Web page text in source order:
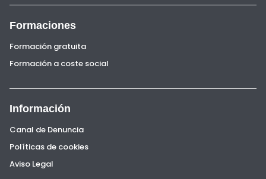
Formaciones
Formación gratuita
Formación a coste social
Información
Canal de Denuncia
Políticas de cookies
Aviso Legal